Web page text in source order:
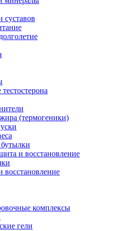
суставов
(термогеники)
и восстановление
восстановление
комплексы
гели